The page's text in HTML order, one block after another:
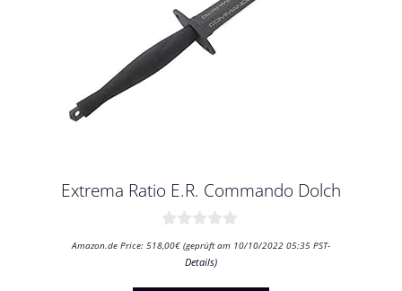
Extrema Ratio E.R. Commando Dolch
0
v
Amazon.de Price: 518,00€ (geprüft am 10/10/2022 05:35 PST-
Details)